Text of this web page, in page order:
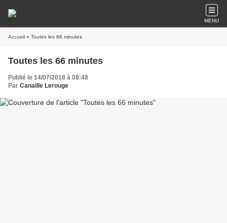
MENU
Accueil » Toutes les 66 minutes
Toutes les 66 minutes
Publié le 14/07/2018 à 08:48
Par Canaille Lerouge